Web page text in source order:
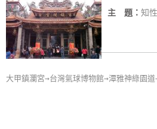
主 題： 知
大甲鎮瀾宮→台灣氣球博物館→潭雅神綠園